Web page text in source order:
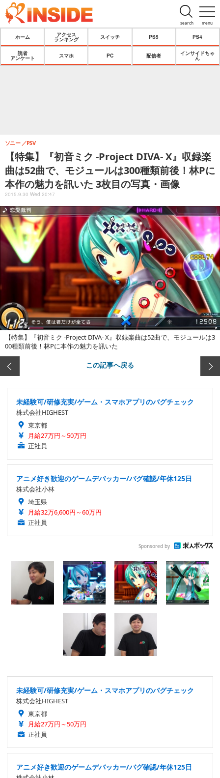
menu
search
ホーム
アクセス
ランキング
スイッチ PS5 PS4
読者
アンケート
スマホ PC 配信者
インサイドちゃ
ん
【特集】『初音ミク -Project DIVA- X』収録楽
曲は52曲で、モジュールは300種類前後！林Pに
本作の魅力を訊いた 3枚目の写真・画像
ソニー PSV
2015.9.30 Wed 20:47
【特集】『初音ミク -Project DIVA- X』収録楽曲は52曲で、モジュールは3
00種類前後！林Pに本作の魅力を訊いた
この記事へ戻る
未経験可/研修充実/ゲーム・スマホアプリのバグチェック
株式会社HIGHEST
東京都
月給27万円～50万円
正社員
アニメ好き歓迎のゲームデバッカー/バグ確認/年休125日
株式会社小林
埼玉県
月給32万6,600円～60万円
正社員
Sponsored by
未経験可/研修充実/ゲーム・スマホアプリのバグチェック
株式会社HIGHEST
東京都
月給27万円～50万円
正社員
アニメ好き歓迎のゲームデバッカー/バグ確認/年休125日